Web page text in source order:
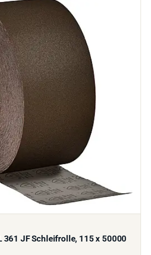
361 JF Schleifrolle, 115 x 50000